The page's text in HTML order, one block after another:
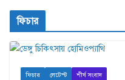
ফিচার
ফিচার লেটেস্ট শীর্ষ সংবাদ